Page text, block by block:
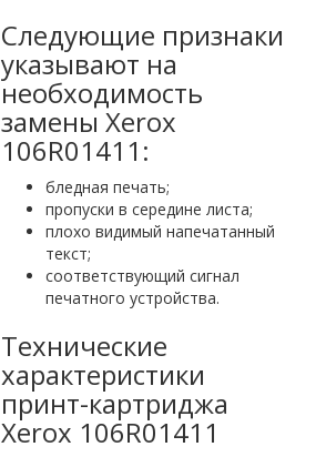
Следующие признаки
указывают на
необходимость
замены Xerox
106R01411:
бледная печать;
пропуски в середине листа;
плохо видимый напечатанный
текст;
соответствующий сигнал
печатного устройства.
Технические
характеристики
принт-картриджа
Xerox 106R01411